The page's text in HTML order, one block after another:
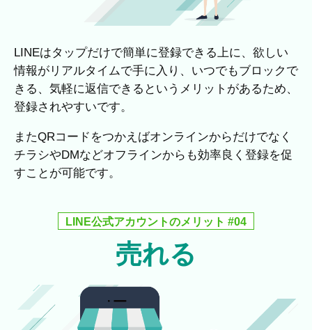
LINEはタップだけで簡単に登録できる上に、欲しい
情報がリアルタイムで手に入り、いつでもブロックで
きる、気軽に返信できるというメリットがあるため、
登録されやすいです。
またQRコードをつかえばオンラインからだけでなく
チラシやDMなどオフラインからも効率良く登録を促
すことが可能です。
LINE公式アカウントのメリット #04
売れる